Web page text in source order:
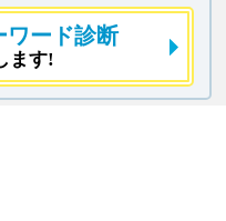
ワード診断
ます!